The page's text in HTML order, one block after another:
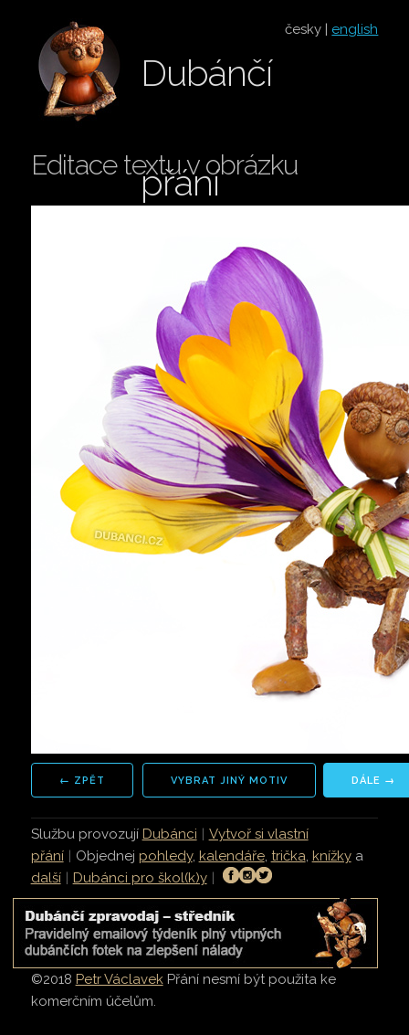
česky | english
Dubánčí
přání
Editace textu v obrázku
VYBRAT JINÝ MOTIV
Službu provozují Dubánci | Vytvoř si vlastní
přání | Objednej pohledy, kalendáře, trička, knížkya
další | Dubánci pro škol(k)y |
©2018 Petr VáclavekPřání nesmí být použita ke
komerčním účelům.